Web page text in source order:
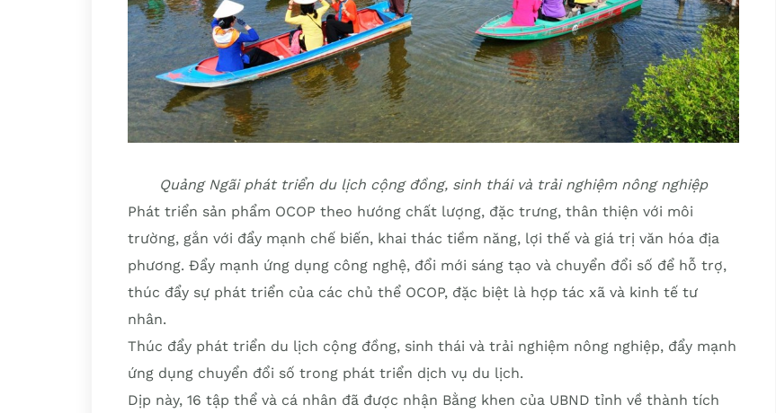
Quảng Ngãi phát triển du lịch cộng đồng, sinh thái và trải nghiệm nông nghiệp
Phát triển sản phẩm OCOP theo hướng chất lượng, đặc trưng, thân thiện với môi
trường, gắn với đẩy mạnh chế biến, khai thác tiềm năng, lợi thế và giá trị văn hóa địa
phương. Đẩy mạnh ứng dụng công nghệ, đổi mới sáng tạo và chuyển đổi số để hỗ trợ,
thúc đẩy sự phát triển của các chủ thể OCOP, đặc biệt là hợp tác xã và kinh tế tư
nhân.
Thúc đẩy phát triển du lịch cộng đồng, sinh thái và trải nghiệm nông nghiệp, đẩy mạnh
ứng dụng chuyển đổi số trong phát triển dịch vụ du lịch.
Dịp này, 16 tập thể và cá nhân đã được nhận Bằng khen của UBND tỉnh về thành tích